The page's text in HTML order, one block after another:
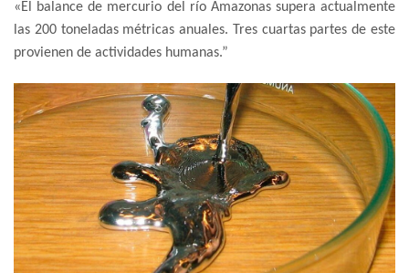
«El balance de mercurio del río Amazonas supera actualmente
las 200 toneladas métricas anuales. Tres cuartas partes de este
provienen de actividades humanas.”